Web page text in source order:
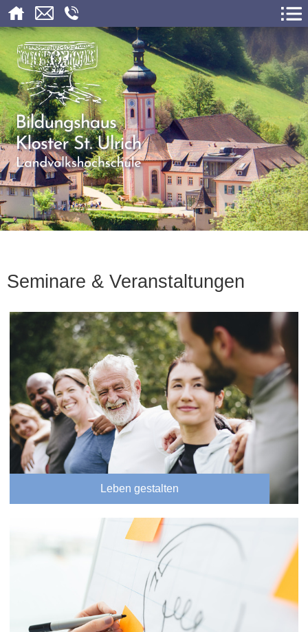
Seminare & Veranstaltungen
Leben gestalten